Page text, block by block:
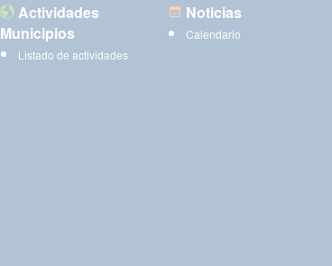
Actividades
Municipios
Listado de actividades
Noticias
Calendario